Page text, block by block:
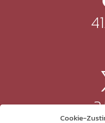
Cookie-